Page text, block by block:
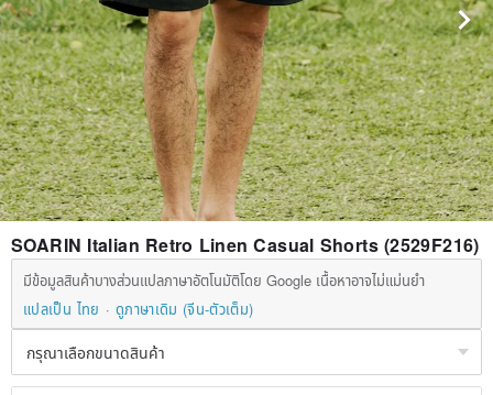
SOARIN Italian Retro Linen Casual Shorts (2529F216)
มีข้อมูลสินค้าบางส่วนแปลภาษาอัตโนมัติโดย Google เนื้อหาอาจไม่แม่นยำ
แปลเป็น ไทย
ดูภาษาเดิม (จีน-ตัวเต็ม)